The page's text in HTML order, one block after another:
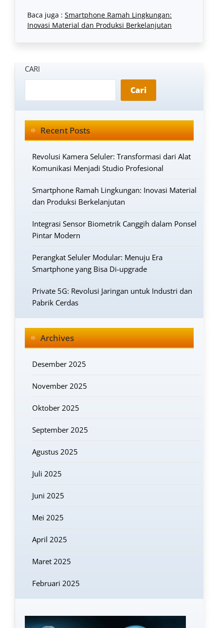
Baca juga : Smartphone Ramah Lingkungan:
Inovasi Material dan Produksi Berkelanjutan
CARI
Cari
Recent Posts
Revolusi Kamera Seluler: Transformasi dari Alat
Komunikasi Menjadi Studio Profesional
Smartphone Ramah Lingkungan: Inovasi Material
dan Produksi Berkelanjutan
Integrasi Sensor Biometrik Canggih dalam Ponsel
Pintar Modern
Perangkat Seluler Modular: Menuju Era
Smartphone yang Bisa Di-upgrade
Private 5G: Revolusi Jaringan untuk Industri dan
Pabrik Cerdas
Archives
Desember 2025
November 2025
Oktober 2025
September 2025
Agustus 2025
Juli 2025
Juni 2025
Mei 2025
April 2025
Maret 2025
Februari 2025